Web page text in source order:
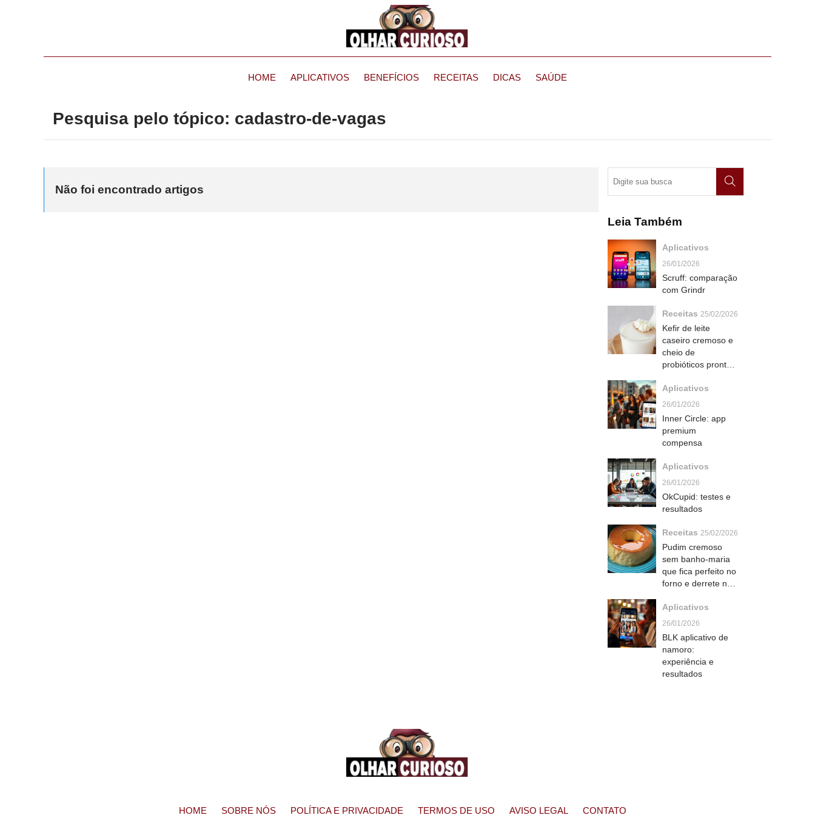
HOME APLICATIVOS BENEFÍCIOS RECEITAS DICAS SAÚDE
Pesquisa pelo tópico: cadastro-de-vagas
Não foi encontrado artigos
Leia Também
Aplicativos
26/01/2026
Scruff: comparação
com Grindr
Receitas 25/02/2026
Kefir de leite
caseiro cremoso e
cheio de
probióticos pronto
Aplicativos
26/01/2026
Inner Circle: app
premium
compensa
Aplicativos
26/01/2026
OkCupid: testes e
resultados
Receitas 25/02/2026
Pudim cremoso
sem banho-maria
que fica perfeito no
forno e derrete na
Aplicativos
26/01/2026
BLK aplicativo de
namoro:
experiência e
resultados
HOME SOBRE NÓS POLÍTICA E PRIVACIDADE TERMOS DE USO AVISO LEGAL CONTATO